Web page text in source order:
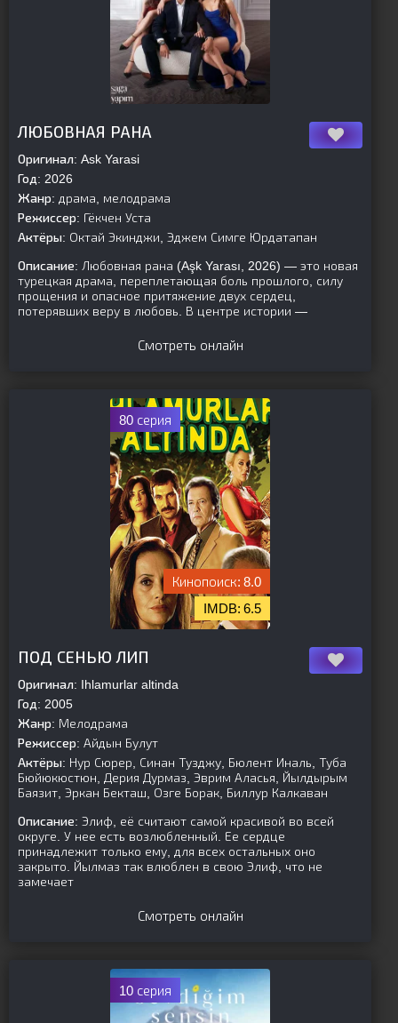
ЛЮБОВНАЯ РАНА
Оригинал: Ask Yarasi
Год: 2026
Жанр: драма, мелодрама
Режиссер: Гёкчен Уста
Актёры: Октай Экинджи, Эджем Симге Юрдатапан
Описание: Любовная рана (Aşk Yarası, 2026) — это новая
турецкая драма, переплетающая боль прошлого, силу
прощения и опасное притяжение двух сердец,
потерявших веру в любовь. В центре истории —
Смотреть онлайн
80 серия
8.0
6.5
ПОД СЕНЬЮ ЛИП
Оригинал: Ihlamurlar altinda
Год: 2005
Жанр: Мелодрама
Режиссер: Айдын Булут
Актёры: Нур Сюрер, Синан Тузджу, Бюлент Иналь, Туба
Бюйюкюстюн, Дерия Дурмаз, Эврим Аласья, Йылдырым
Баязит, Эркан Бекташ, Озге Борак, Биллур Калкаван
Описание: Элиф, её считают самой красивой во всей
округе. У нее есть возлюбленный. Ее сердце
принадлежит только ему, для всех остальных оно
закрыто. Йылмаз так влюблен в свою Элиф, что не
замечает
Смотреть онлайн
10 серия